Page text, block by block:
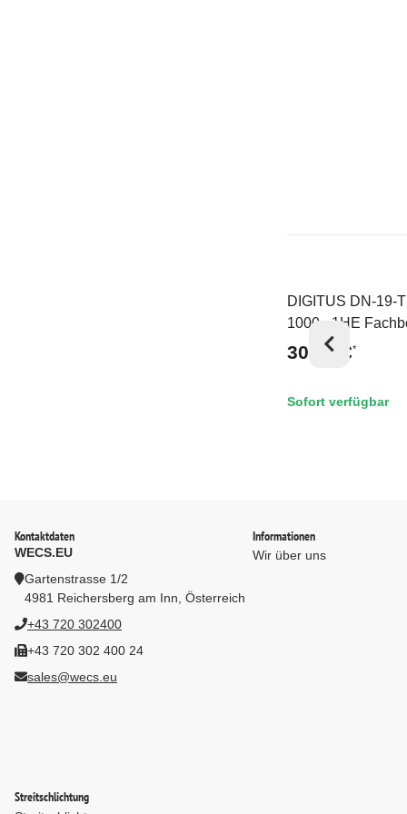
Top
DIGITUS DN-19-
1000 - 1HE
festeinb. f. Schr. ab
7035)
30,78 €*
Sofort verfügbar
Kontaktdaten
WECS.EU
Gartenstrasse 1/2
4981 Reichersberg am Inn, Österreich
+43 720 302400
+43 720 302 400 24
sales@wecs.eu
Informationen
Wir über uns
Streitschlichtung